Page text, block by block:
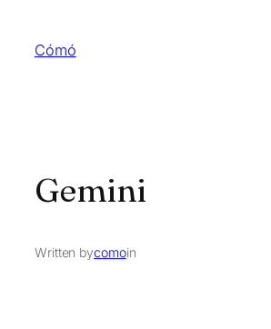
content
Cómó
Gemini
Written bycomoin